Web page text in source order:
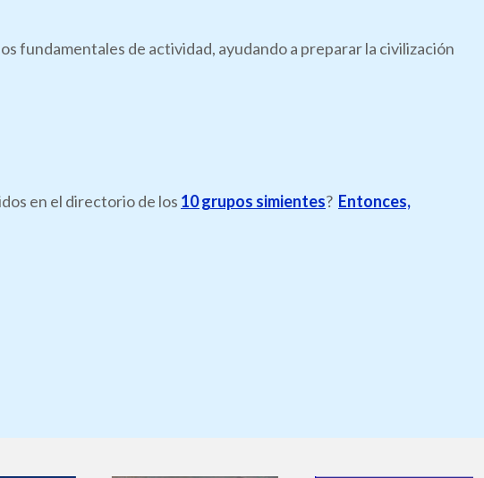
fundamentales de actividad, ayudando a preparar la civilización
en el directorio de los 10 grupos simientes? Entonces,